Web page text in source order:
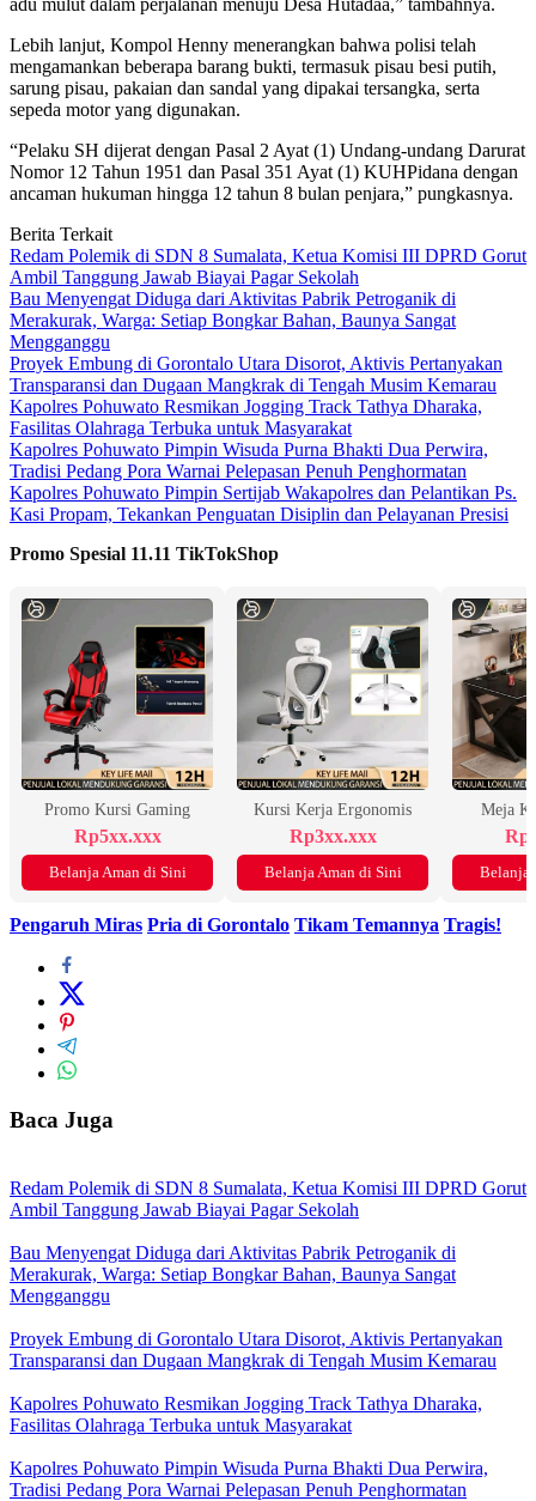
adu mulut dalam perjalanan menuju Desa Hutadaa,” tambahnya.
Lebih lanjut, Kompol Henny menerangkan bahwa polisi telah
mengamankan beberapa barang bukti, termasuk pisau besi putih,
sarung pisau, pakaian dan sandal yang dipakai tersangka, serta
sepeda motor yang digunakan.
“Pelaku SH dijerat dengan Pasal 2 Ayat (1) Undang-undang Darurat
Nomor 12 Tahun 1951 dan Pasal 351 Ayat (1) KUHPidana dengan
ancaman hukuman hingga 12 tahun 8 bulan penjara,” pungkasnya.
Berita Terkait
Redam Polemik di SDN 8 Sumalata, Ketua Komisi III DPRD Gorut
Ambil Tanggung Jawab Biayai Pagar Sekolah
Bau Menyengat Diduga dari Aktivitas Pabrik Petroganik di
Merakurak, Warga: Setiap Bongkar Bahan, Baunya Sangat
Mengganggu
Proyek Embung di Gorontalo Utara Disorot, Aktivis Pertanyakan
Transparansi dan Dugaan Mangkrak di Tengah Musim Kemarau
Kapolres Pohuwato Resmikan Jogging Track Tathya Dharaka,
Fasilitas Olahraga Terbuka untuk Masyarakat
Kapolres Pohuwato Pimpin Wisuda Purna Bhakti Dua Perwira,
Tradisi Pedang Pora Warnai Pelepasan Penuh Penghormatan
Kapolres Pohuwato Pimpin Sertijab Wakapolres dan Pelantikan Ps.
Kasi Propam, Tekankan Penguatan Disiplin dan Pelayanan Presisi
Promo Spesial 11.11 TikTokShop
Promo Kursi Gaming
Rp5xx.xxx
Belanja Aman di Sini
Kursi Kerja Ergonomis
Rp3xx.xxx
Belanja Aman di Sini
Meja
Belanja
Pengaruh Miras Pria di Gorontalo Tikam Temannya Tragis!
Baca Juga
Redam Polemik di SDN 8 Sumalata, Ketua Komisi III DPRD Gorut
Ambil Tanggung Jawab Biayai Pagar Sekolah
Bau Menyengat Diduga dari Aktivitas Pabrik Petroganik di
Merakurak, Warga: Setiap Bongkar Bahan, Baunya Sangat
Mengganggu
Proyek Embung di Gorontalo Utara Disorot, Aktivis Pertanyakan
Transparansi dan Dugaan Mangkrak di Tengah Musim Kemarau
Kapolres Pohuwato Resmikan Jogging Track Tathya Dharaka,
Fasilitas Olahraga Terbuka untuk Masyarakat
Kapolres Pohuwato Pimpin Wisuda Purna Bhakti Dua Perwira,
Tradisi Pedang Pora Warnai Pelepasan Penuh Penghormatan